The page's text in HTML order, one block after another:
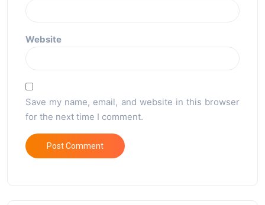
Website
Save my name, email, and website in this browser
for the next time I comment.